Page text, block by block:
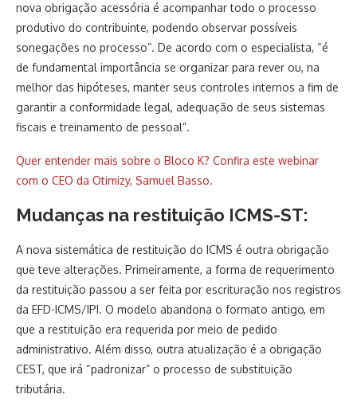
nova obrigação acessória é acompanhar todo o processo
produtivo do contribuinte, podendo observar possíveis
sonegações no processo”. De acordo com o especialista, “é
de fundamental importância se organizar para rever ou, na
melhor das hipóteses, manter seus controles internos a fim de
garantir a conformidade legal, adequação de seus sistemas
fiscais e treinamento de pessoal”.
Quer entender mais sobre o Bloco K? Confira este webinar
com o CEO da Otimizy, Samuel Basso.
Mudanças na restituição ICMS-ST:
A nova sistemática de restituição do ICMS é outra obrigação
que teve alterações. Primeiramente, a forma de requerimento
da restituição passou a ser feita por escrituração nos registros
da EFD-ICMS/IPI. O modelo abandona o formato antigo, em
que a restituição era requerida por meio de pedido
administrativo. Além disso, outra atualização é a obrigação
CEST, que irá “padronizar” o processo de substituição
tributária.